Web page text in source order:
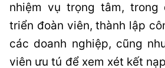
nhiệm vụ trọng tâm,
triển đoàn viên, thành lập
các doanh nghiệp, cũng
viên ưu tú để xem xét kết